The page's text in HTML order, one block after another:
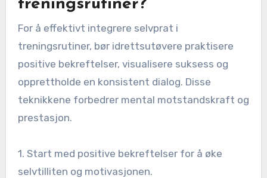
treningsrutiner?
For å effektivt integrere selvprat i
treningsrutiner, bør idrettsutøvere praktisere
positive bekreftelser, visualisere suksess og
opprettholde en konsistent dialog. Disse
teknikkene forbedrer mental motstandskraft og
prestasjon.
1. Start med positive bekreftelser for å øke
selvtilliten og motivasjonen.